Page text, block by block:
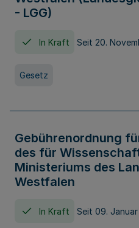
- LGG)
In Kraft Seit 20.
Gesetz
Gebührenordnung
des für
Ministeriums des
Westfalen
In Kraft Seit 09. Januar